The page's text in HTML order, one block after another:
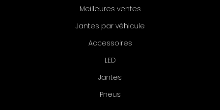
Meilleures ventes
Jantes par véhicule
Accessoires
LED
Jantes
Pneus